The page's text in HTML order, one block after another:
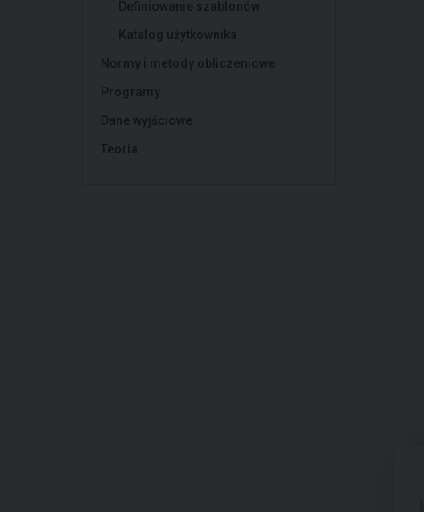
Definiowanie szablonów
Katalog użytkownika
Normy i metody obliczeniowe
Programy
Dane wyjściowe
Teoria